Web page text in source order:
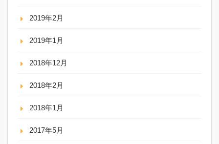
2019年2月
2019年1月
2018年12月
2018年2月
2018年1月
2017年5月